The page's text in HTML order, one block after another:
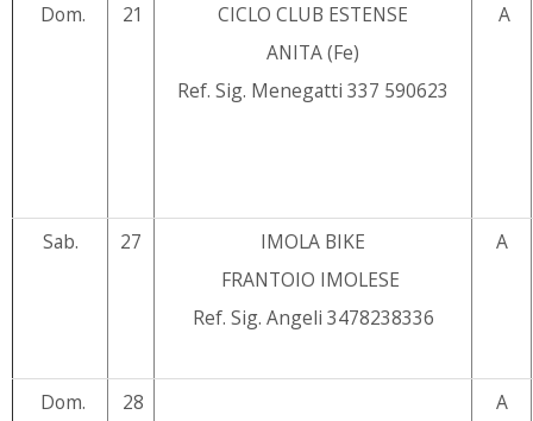
Dom. 21
CICLO CLUB ESTENSE
ANITA (Fe)
Ref. Sig. Menegatti 337 590623
A
Sab. 27
IMOLA BIKE
FRANTOIO IMOLESE
Ref. Sig. Angeli 3478238336
A
Dom. 28 A